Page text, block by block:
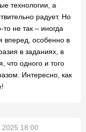
технологии, а
радует. Но
не так – иногда
вперед, особенно в
в заданиях, в
что одного и того
Интересно, как
18:00